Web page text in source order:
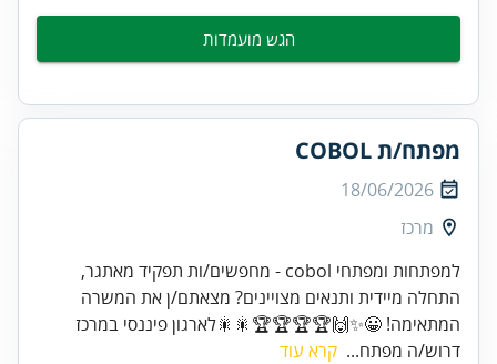
הגש מועמדות
מפתח/ת COBOL
18/06/2026
מרכז
למפתחות ומפתחי cobol - מחפשים/ות תפקיד מאתגר,
התחלה מיידית ותנאים מצויינים? מצאתם/ן את המשרה
המתאימה! 😀✨🙌🏆🏆🏆🏆🎇🎇לארגון פיננסי במרכז
דרוש/ה מפתח... קרא עוד